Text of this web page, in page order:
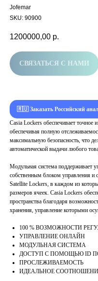
Jofemar
SKU: 90900
1200000,00 р.
СВЯЗАТЬСЯ С НАМИ
🇷🇺 Заказать Российский
Casia Lockers обеспечивает
обеспечивая полную
максимальную безопасность, что
автоматической выдачи любого
Модульная система поддерживает
собственным блоком управления и
Satellite Lockers, в каждом из
размеров ячеек. Casia Lockers
пространства благодаря
хранения, управление которыми
100 % ВОЗМОЖНОСТИ
УПРАВЛЕНИЕ ОНЛАЙН
МОДУЛЬНАЯ СИСТЕМА
ДОСТУП С ПОМОЩЬЮ ID
ПРОСЛЕЖИВАЕМОСТЬ
ИДЕАЛЬНОЕ